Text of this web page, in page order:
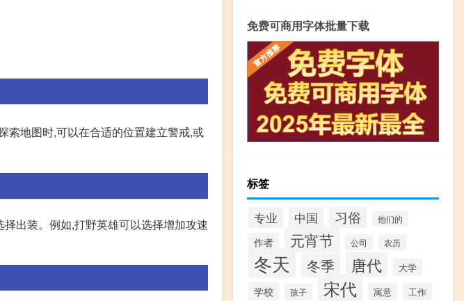
索地图时,可以在合适的位置建立警戒,或
出装。例如,打野英雄可以选择增加攻速
免费可商用字体批量下载
标签
专业 中国 习俗 他们的
作者 元宵节 公司 农历
冬天 冬季 唐代 大学
学校 孩子 宋代 寓意 工作